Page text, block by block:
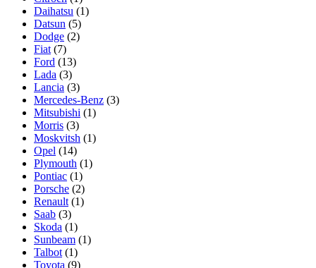
Daihatsu (1)
Datsun (5)
Dodge (2)
Fiat (7)
Ford (13)
Lada (3)
Lancia (3)
Mercedes-Benz (3)
Mitsubishi (1)
Morris (3)
Moskvitsh (1)
Opel (14)
Plymouth (1)
Pontiac (1)
Porsche (2)
Renault (1)
Saab (3)
Skoda (1)
Sunbeam (1)
Talbot (1)
Toyota (9)